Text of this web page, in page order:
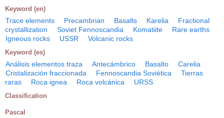
Keyword (en)
Trace elements Precambrian Basalts Karelia
Fractional
crystallization
Soviet Fennoscandia Komatiite
Rare earths
Igneous rocks
USSR Volcanic rocks
Keyword (es)
Análisis elementos traza Antecámbrico Basalto
Carelia
Cristalización fraccionada
Fennoscandia Soviética
Tierras
raras
Roca ignea Roca volcánica URSS
Classification
Pascal